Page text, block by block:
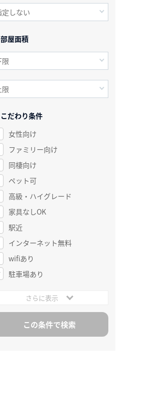
部屋面積
こだわり条件
女性向け
ファミリー向け
同棲向け
ペット可
高級・ハイグレード
家具なしOK
駅近
インターネット無料
wifiあり
駐車場あり
さらに表示